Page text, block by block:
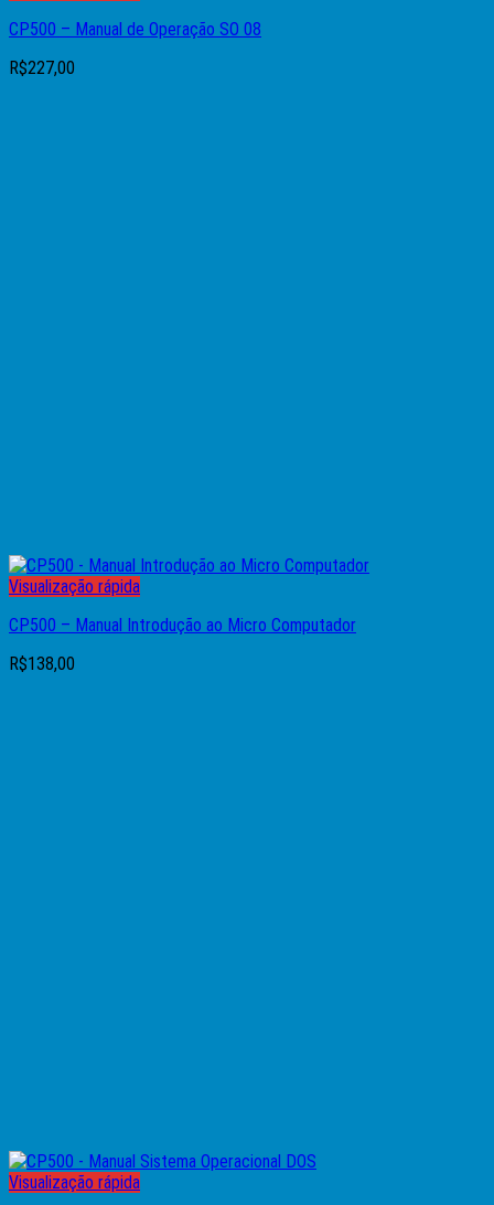
CP500 – Manual de Operação SO 08
R$227,00
Visualização rápida
CP500 – Manual Introdução ao Micro Computador
R$138,00
Visualização rápida